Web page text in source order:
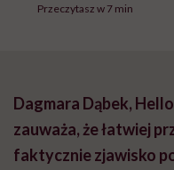
Przeczytasz w 7 min
Dagmara Dąbek,
zauważa, że łatwiej
faktycznie zjawisko